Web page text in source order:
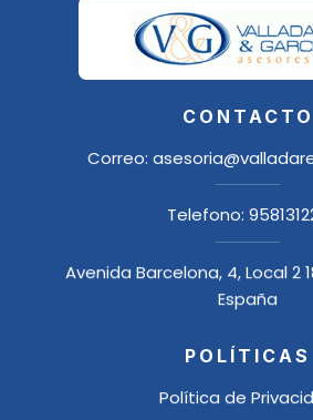
CONTACTO
Correo:
Telefono:
Avenida Barcelona, 4, Local 2
España
POLÍTICAS
Política de